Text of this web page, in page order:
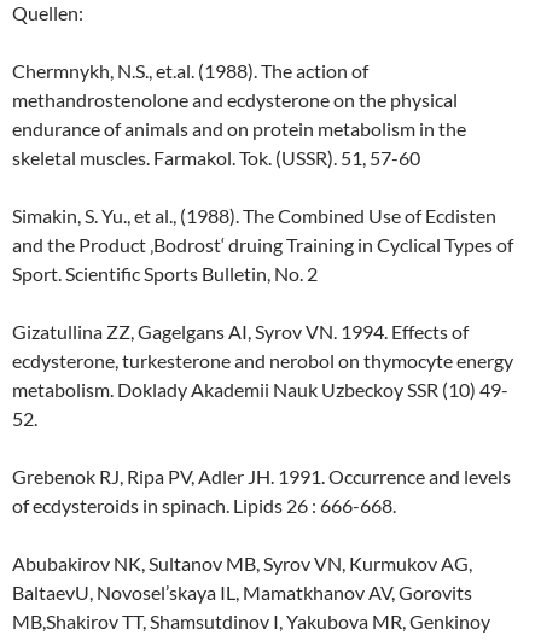
Quellen:
Chermnykh, N.S., et.al. (1988). The action of
methandrostenolone and ecdysterone on the physical
endurance of animals and on protein metabolism in the
skeletal muscles. Farmakol. Tok. (USSR). 51, 57-60
Simakin, S. Yu., et al., (1988). The Combined Use of Ecdisten
and the Product ‚Bodrost‘ druing Training in Cyclical Types of
Sport. Scientific Sports Bulletin, No. 2
Gizatullina ZZ, Gagelgans AI, Syrov VN. 1994. Effects of
ecdysterone, turkesterone and nerobol on thymocyte energy
metabolism. Doklady Akademii Nauk Uzbeckoy SSR (10) 49-
52.
Grebenok RJ, Ripa PV, Adler JH. 1991. Occurrence and levels
of ecdysteroids in spinach. Lipids 26 : 666-668.
Abubakirov NK, Sultanov MB, Syrov VN, Kurmukov AG,
BaltaevU, Novosel’skaya IL, Mamatkhanov AV, Gorovits
MB,Shakirov TT, Shamsutdinov I, Yakubova MR, Genkinoy